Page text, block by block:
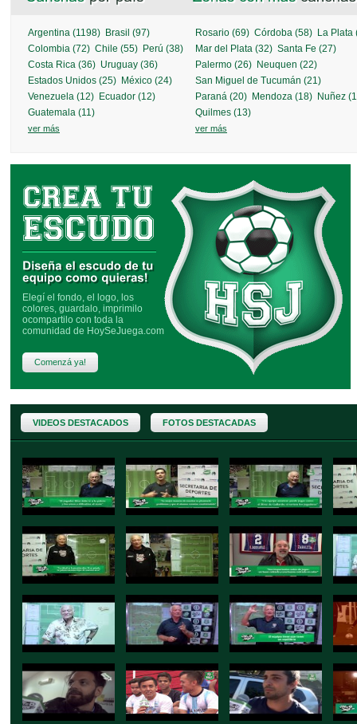
SALGUERO FÚTBOL más info »
IL CAPO FÚTBOL más info »
Argentina (1198) Brasil (97)
Colombia (72) Chile (55) Perú (38)
Costa Rica (36) Uruguay (36)
Estados Unidos (25) México (24)
Venezuela (12) Ecuador (12)
Guatemala (11)
ver más
Rosario (69) Córdoba (58) La Plata
Mar del Plata (32) Santa Fe (27)
Palermo (26) Neuquen (22)
San Miguel de Tucumán (21)
Paraná (20) Mendoza (18) Nuñez
Quilmes (13)
ver más
Elegí el fondo, el logo, los
colores, guardalo, imprimilo
ocompartilo con toda la
comunidad de HoySeJuega.com
Comenzá ya!
VIDEOS DESTACADOS FOTOS DESTACADAS